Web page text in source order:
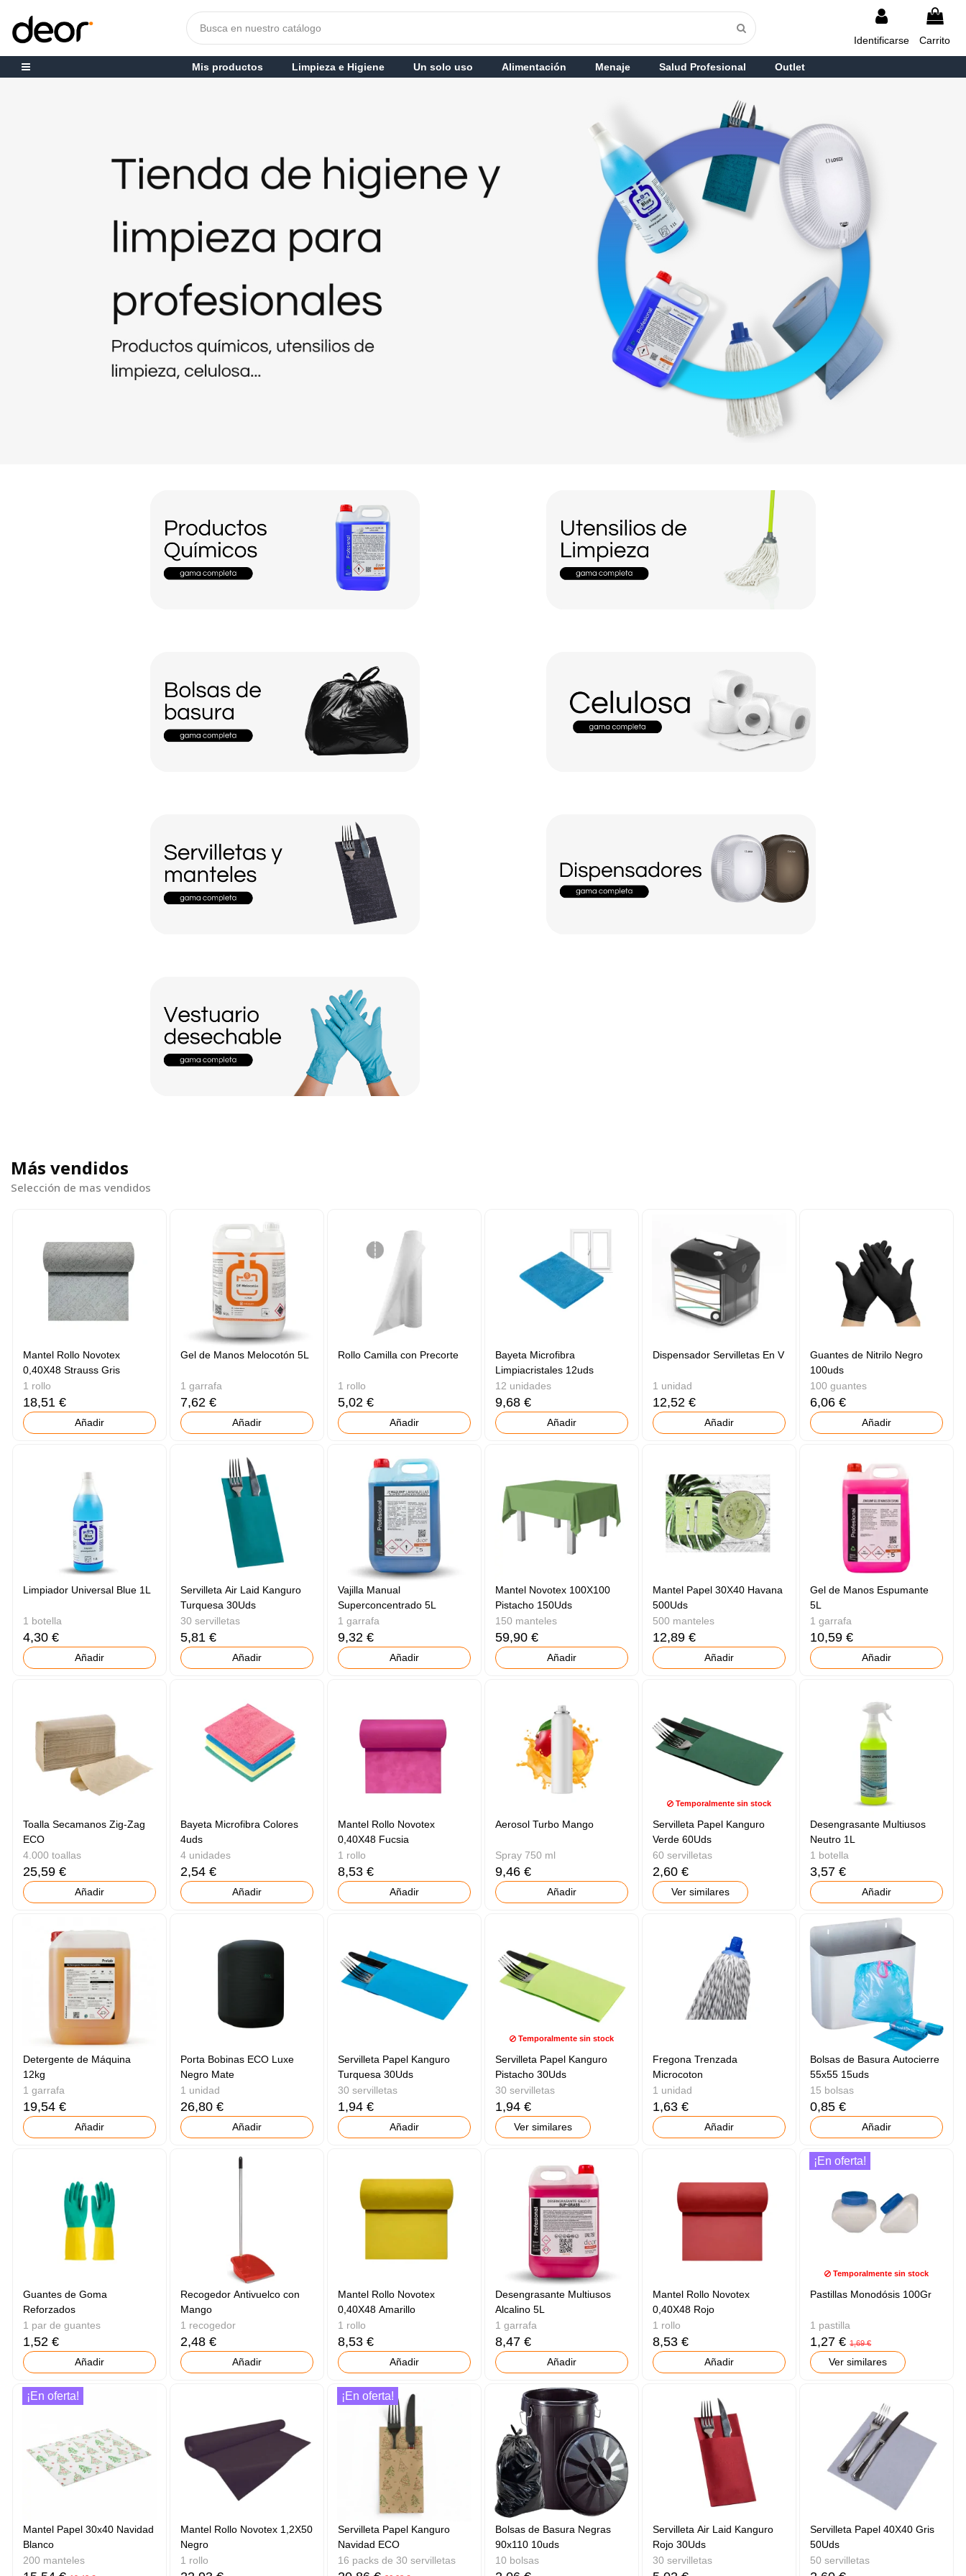
Identificarse Carrito
Mis productos Limpieza e Higiene Un solo uso Alimentación Menaje Salud Profesional Outlet
Más vendidos
Selección de mas vendidos
Mantel Rollo Novotex
0,40X48 Strauss Gris
1 rollo
18,51 €
Añadir
Gel de Manos Melocotón 5L
1 garrafa
7,62 €
Añadir
Rollo Camilla con Precorte
1 rollo
5,02 €
Añadir
Bayeta Microfibra
Limpiacristales 12uds
12 unidades
9,68 €
Añadir
Dispensador Servilletas En V
1 unidad
12,52 €
Añadir
Guantes de Nitrilo Negro
100uds
100 guantes
6,06 €
Añadir
Limpiador Universal Blue 1L
1 botella
4,30 €
Añadir
Servilleta Air Laid Kanguro
Turquesa 30Uds
30 servilletas
5,81 €
Añadir
Vajilla Manual
Superconcentrado 5L
1 garrafa
9,32 €
Añadir
Mantel Novotex 100X100
Pistacho 150Uds
150 manteles
59,90 €
Añadir
Mantel Papel 30X40 Havana
500Uds
500 manteles
12,89 €
Añadir
Gel de Manos Espumante
5L
1 garrafa
10,59 €
Añadir
Toalla Secamanos Zig-Zag
ECO
4.000 toallas
25,59 €
Añadir
Bayeta Microfibra Colores
4uds
4 unidades
2,54 €
Añadir
Mantel Rollo Novotex
0,40X48 Fucsia
1 rollo
8,53 €
Añadir
Aerosol Turbo Mango
Spray 750 ml
9,46 €
Añadir
Temporalmente sin stock
Servilleta Papel Kanguro
Verde 60Uds
60 servilletas
2,60 €
Ver similares
Desengrasante Multiusos
Neutro 1L
1 botella
3,57 €
Añadir
Detergente de Máquina
12kg
1 garrafa
19,54 €
Añadir
Porta Bobinas ECO Luxe
Negro Mate
1 unidad
26,80 €
Añadir
Servilleta Papel Kanguro
Turquesa 30Uds
30 servilletas
1,94 €
Añadir
Temporalmente sin stock
Servilleta Papel Kanguro
Pistacho 30Uds
30 servilletas
1,94 €
Ver similares
Fregona Trenzada
Microcoton
1 unidad
1,63 €
Añadir
Bolsas de Basura Autocierre
55x55 15uds
15 bolsas
0,85 €
Añadir
Guantes de Goma
Reforzados
1 par de guantes
1,52 €
Añadir
Recogedor Antivuelco con
Mango
1 recogedor
2,48 €
Añadir
Mantel Rollo Novotex
0,40X48 Amarillo
1 rollo
8,53 €
Añadir
Desengrasante Multiusos
Alcalino 5L
1 garrafa
8,47 €
Añadir
Mantel Rollo Novotex
0,40X48 Rojo
1 rollo
8,53 €
Añadir
¡En oferta!
Temporalmente sin stock
Pastillas Monodósis 100Gr
1 pastilla
1,27 €1,69 €
Ver similares
¡En oferta!
Mantel Papel 30x40 Navidad
Blanco
200 manteles
Mantel Rollo Novotex 1,2X50
Negro
1 rollo
¡En oferta!
Servilleta Papel Kanguro
Navidad ECO
16 packs de 30 servilletas
Bolsas de Basura Negras
90x110 10uds
10 bolsas
Servilleta Air Laid Kanguro
Rojo 30Uds
30 servilletas
Servilleta Papel 40X40 Gris
50Uds
50 servilletas